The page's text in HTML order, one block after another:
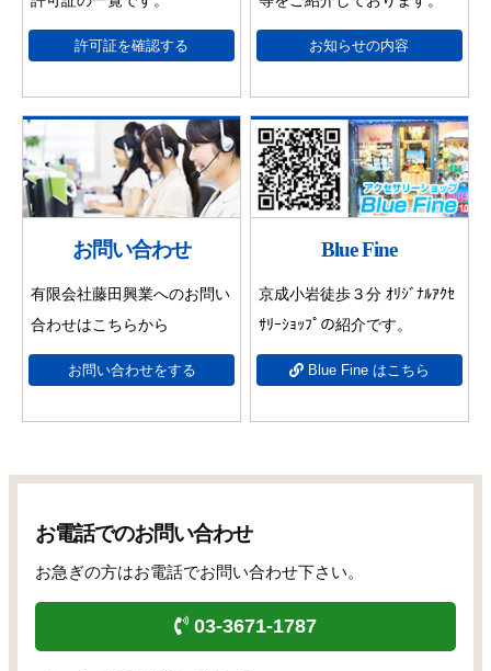
許可証を確認する お知らせの内容
お問い合わせ
有限会社藤田興業へのお問い
合わせはこちらから
お問い合わせをする
Blue Fine
京成小岩徒歩３分 ｵﾘｼﾞﾅﾙｱｸｾ
ｻﾘｰｼｮｯﾌﾟの紹介です。
Blue Fine はこちら
お電話でのお問い合わせ
お急ぎの方はお電話でお問い合わせ下さい。
03-3671-1787